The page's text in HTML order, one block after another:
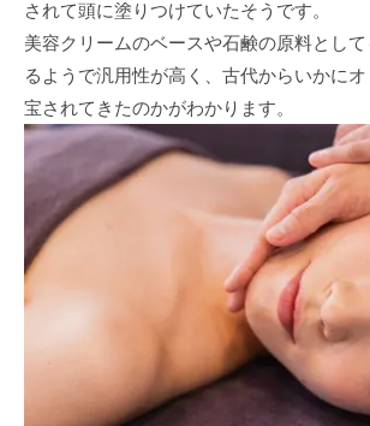
されて頭に塗りつけていたそうです。
美容クリームのベースや石鹸の原料とし
るようで汎用性が高く、古代からいかに
宝されてきたのかがわかります。